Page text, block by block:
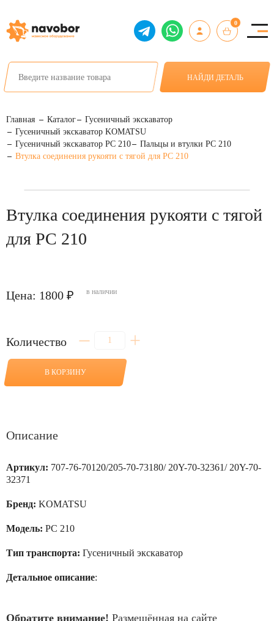
0
НАЙДИ ДЕТАЛЬ
Главная Каталог
Гусеничный экскаватор
Гусеничный экскаватор KOMATSU
Гусеничный экскаватор PC 210
Пальцы и втулки PC 210
Втулка соединения рукояти с тягой для PC 210
Втулка соединения рукояти с тягой
для PC 210
Цена: 1800 ₽ в наличии
Количество
Количество
соединения
В КОРЗИНУ
Описание
Артикул: 707-76-70120/205-70-73180/ 20Y-70-32361/ 20Y-70-
32371
Бренд: KOMATSU
Модель: PC 210
Тип транспорта: Гусеничный экскаватор
Детальное описание:
Обратите внимание! Размещённая на сайте